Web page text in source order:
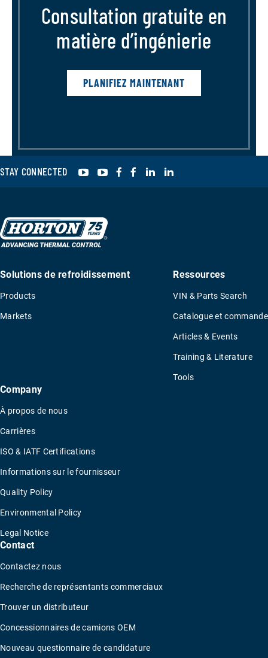
Consultation gratuite en
matière d’ingénierie
PLANIFIEZ MAINTENANT
STAY CONNECTED YouTubeYouTube
Facebook
Facebook
LinkedIn
Solutions de refroidissement
Products
Markets
Ressources
VIN & Parts Search
Catalogue et commande
Articles & Events
Training & Literature
Tools
Company
À propos de nous
Carrières
ISO & IATF Certifications
Informations sur le fournisseur
Quality Policy
Environmental Policy
Legal Notice
Contact
Contactez nous
Recherche de représentants commerciaux
Trouver un distributeur
Concessionnaires de camions OEM
Nouveau questionnaire de candidature